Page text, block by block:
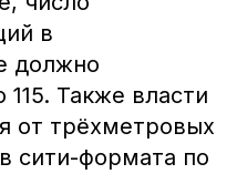
в
должно
115. Также власти
от трёхметровых
сити-формата по